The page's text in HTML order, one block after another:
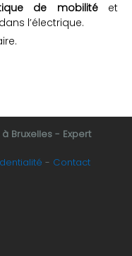
de mobilitéet
l’électrique.
Bruxelles - Expert
Contact